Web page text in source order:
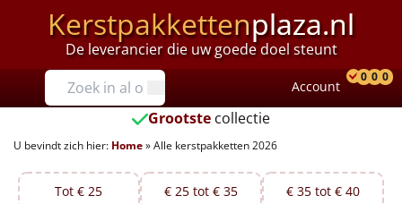
Kerstpakkettenplaza.nl
De leverancier die uw goede doel steunt
Prijzen
Tot €25
€25 tot €35
€35 tot €40
Account
0 0 0
Grootste collectie
U bevindt zich hier: Home»Alle kerstpakketten 2026
Tot € 25 € 25 tot € 35 € 35 tot € 40